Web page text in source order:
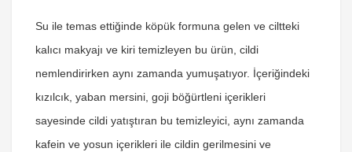
Su ile temas ettiğinde köpük formuna gelen ve ciltteki
kalıcı makyajı ve kiri temizleyen bu ürün, cildi
nemlendirirken aynı zamanda yumuşatıyor. İçeriğindeki
kızılcık, yaban mersini, goji böğürtleni içerikleri
sayesinde cildi yatıştıran bu temizleyici, aynı zamanda
kafein ve yosun içerikleri ile cildin gerilmesini ve